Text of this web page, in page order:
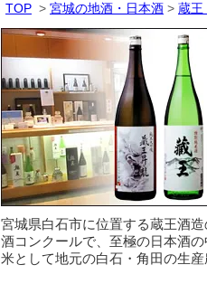
TOP > 宮城の地酒・日本酒 > 蔵王
宮城県白石市に位置する蔵王酒
酒コンクールで、至極の日本酒
米として地元の白石・角田の生